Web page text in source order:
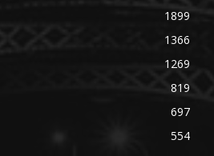
1899
1366
1269
819
697
554